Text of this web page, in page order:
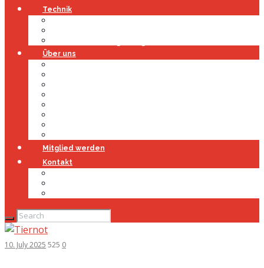
Technik
Über uns
Mitglied werden
Kontakt
10. July 2025 525 0